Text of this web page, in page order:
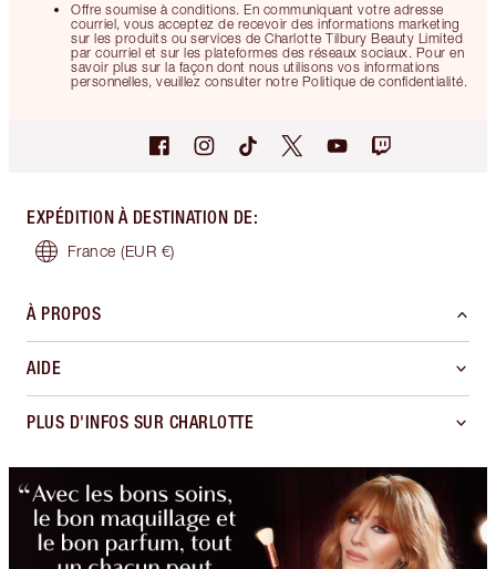
Offre soumise à conditions. En communiquant votre adresse
courriel, vous acceptez de recevoir des informations marketing
sur les produits ou services de Charlotte Tilbury Beauty Limited
par courriel et sur les plateformes des réseaux sociaux. Pour en
savoir plus sur la façon dont nous utilisons vos informations
personnelles, veuillez consulter notre Politique de confidentialité.
EXPÉDITION À DESTINATION DE:
France (EUR €)
À PROPOS
AIDE
PLUS D'INFOS SUR CHARLOTTE